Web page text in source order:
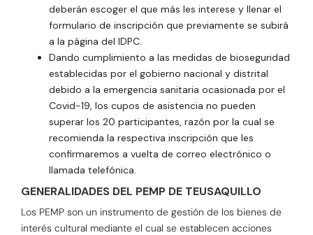
deberán escoger el que más les interese y llenar el
formulario de inscripción que previamente se subirá
a la página del IDPC.
Dando cumplimiento a las medidas de bioseguridad
establecidas por el gobierno nacional y distrital
debido a la emergencia sanitaria ocasionada por el
Covid-19, los cupos de asistencia no pueden
superar los 20 participantes, razón por la cual se
recomienda la respectiva inscripción que les
confirmaremos a vuelta de correo electrónico o
llamada telefónica.
GENERALIDADES DEL PEMP DE TEUSAQUILLO
Los PEMP son un instrumento de gestión de los bienes de
interés cultural mediante el cual se establecen acciones